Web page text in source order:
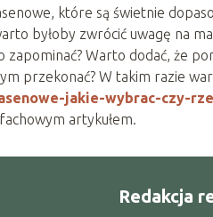
które są świetnie
byłoby zwrócić uwagę na
zapominać? Warto dodać, że
przekonać? W takim razie
jakie-wybrac-czy-
artykułem.
Redakcja